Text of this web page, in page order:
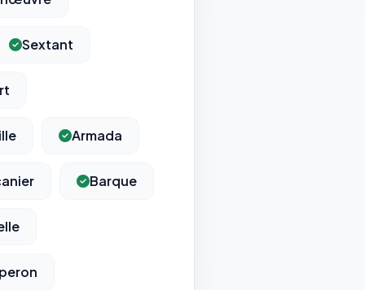
Sextant
Armada
Barque